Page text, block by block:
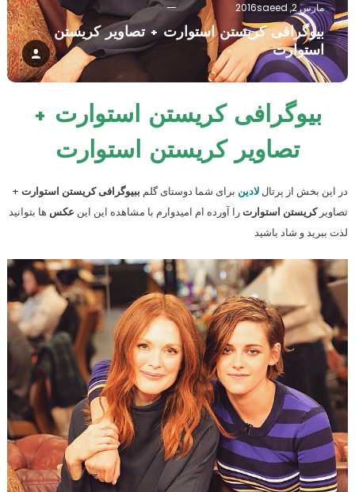
مارس 2, 2016
saeed
بیوگرافی کریستن استوارت + تصاویر کریستن
استوارت
بیوگرافی کریستن استوارت +
تصاویر کریستن استوارت
در این بخش از پرتال لادین برای شما دوستای گلم ببیوگرافی کریستن استوارت+
تصاویرکریستن استوارترا آورده ام امیدوارم با مشاهده این این عکسها بتوانید
لذت ببرید و شاد باشید